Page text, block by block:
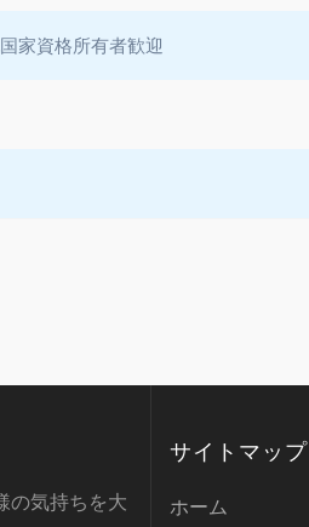
家資格所有者歓迎
の気持ちを大
サイトマップ
ホーム